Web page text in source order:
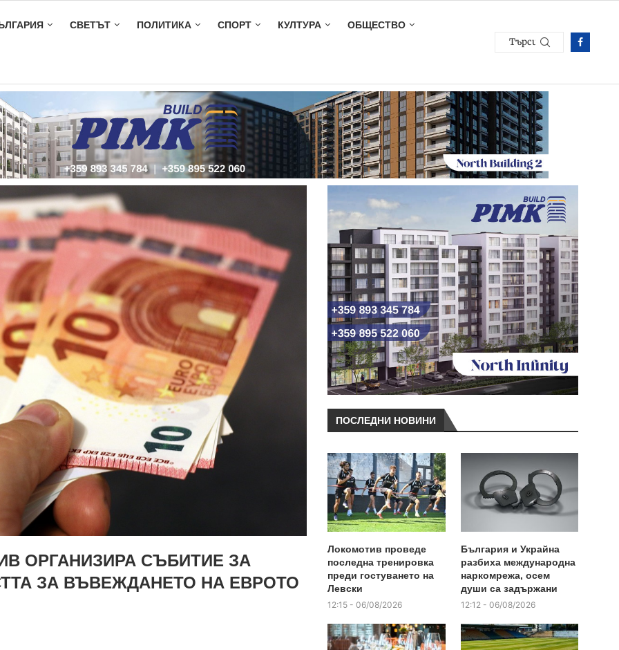
СВЕТЪТ ПОЛИТИКА СПОРТ КУЛТУРА ОБЩЕСТВО
ОРГАНИЗИРА СЪБИТИЕ ЗА
ЗА ВЪВЕЖДАНЕТО НА ЕВРОТО
ПОСЛЕДНИ НОВИНИ
Локомотив проведе
последна тренировка
преди гостуването на
Левски
12:15 - 06/08/2026
България и Украйна
разбиха международна
наркомрежа, осем
души са задържани
12:12 - 06/08/2026